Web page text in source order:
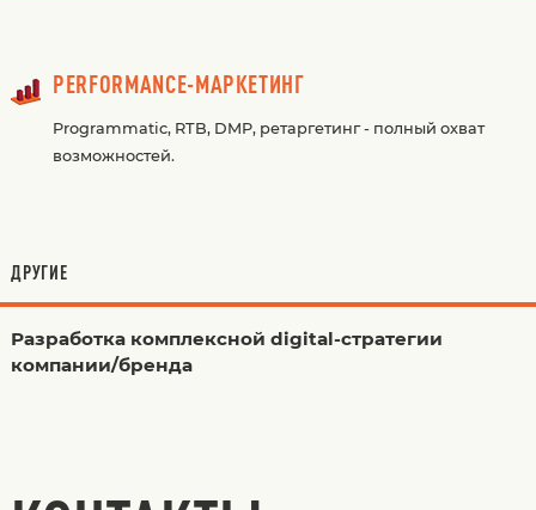
PERFORMANCE-МАРКЕТИНГ
Programmatic, RTB, DMP, ретаргетинг - полный охват
возможностей.
ДРУГИЕ
Разработка комплексной digital-стратегии
компании/бренда